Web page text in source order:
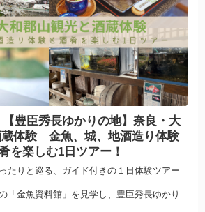
豊臣秀長ゆかりの地】奈良・大
体験 金魚、城、地酒造り体験
を楽しむ1日ツアー！
たりと巡る、ガイド付きの１日体験ツアー
「金魚資料館」を見学し、豊臣秀長ゆかり